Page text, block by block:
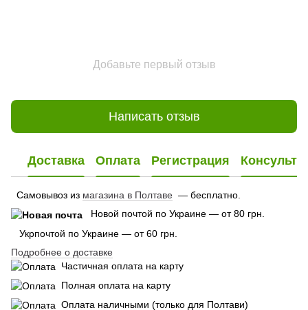
Добавьте первый отзыв
Написать отзыв
Доставка Оплата Регистрация
Самовывоз из магазина в Полтаве — бесплатно.
Новой почтой по Украине — от 80 грн.
Укрпочтой по Украине — от 60 грн.
Подробнее о доставке
Частичная оплата на карту
Полная оплата на карту
Оплата наличными (только для Полтави)